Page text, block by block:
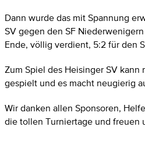
Dann wurde das mit Spannung
SV gegen den SF
Ende, völlig verdient, 5:2 für den
Zum Spiel des Heisinger SV kann
gespielt und es macht neugierig
Wir danken allen Sponsoren,
die tollen Turniertage und freuen